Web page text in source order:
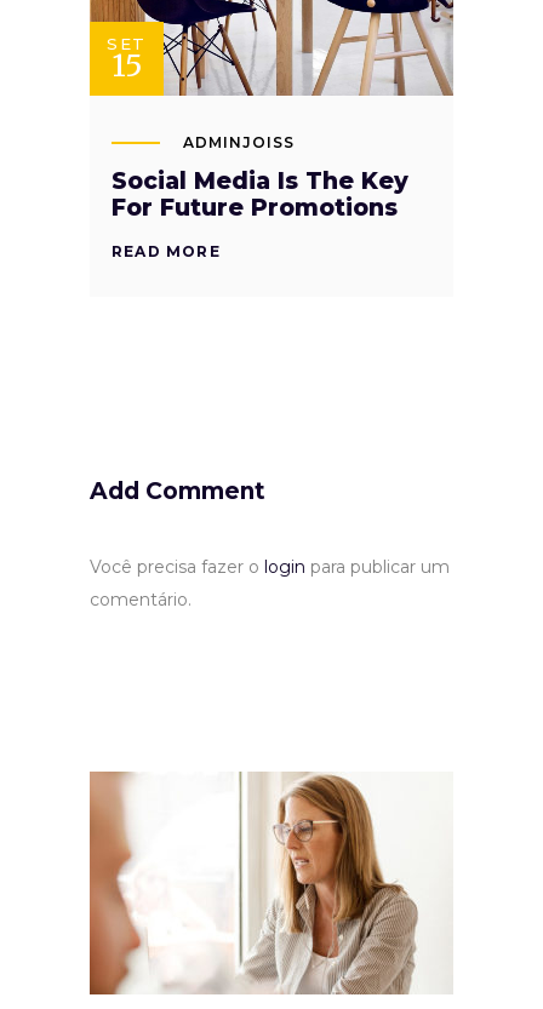
SET
15
ADMINJOISS
Social Media Is The Key
For Future Promotions
READ MORE
Add Comment
Você precisa fazer o login para publicar um
comentário.